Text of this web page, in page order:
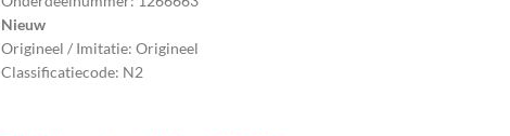
Nieuw
Origineel / Imitatie: Origineel
Classificatiecode: N2